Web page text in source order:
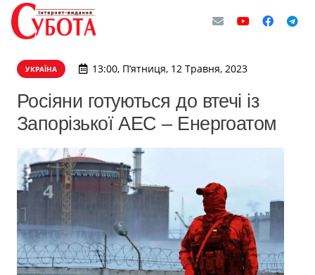
УКРАЇНА 13:00, П’ятниця, 12 Травня, 2023
Росіяни готуються до втечі із
Запорізької АЕС – Енергоатом